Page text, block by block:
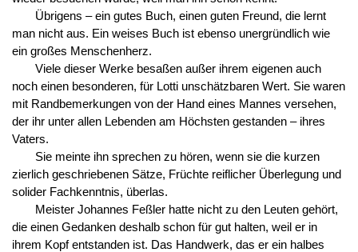
Übrigens – ein gutes Buch, einen guten Freund, die lernt
man nicht aus. Ein weises Buch ist ebenso unergründlich wie
ein großes Menschenherz.
Viele dieser Werke besaßen außer ihrem eigenen auch
noch einen besonderen, für Lotti unschätzbaren Wert. Sie waren
mit Randbemerkungen von der Hand eines Mannes versehen,
der ihr unter allen Lebenden am Höchsten gestanden – ihres
Vaters.
Sie meinte ihn sprechen zu hören, wenn sie die kurzen
zierlich geschriebenen Sätze, Früchte reiflicher Überlegung und
solider Fachkenntnis, überlas.
Meister Johannes Feßler hatte nicht zu den Leuten gehört,
die einen Gedanken deshalb schon für gut halten, weil er in
ihrem Kopf entstanden ist. Das Handwerk, das er ein halbes